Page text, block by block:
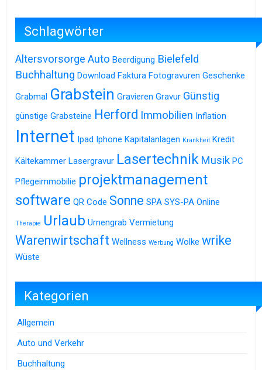
Schlagwörter
Altersvorsorge Auto Beerdigung Bielefeld
Buchhaltung Download Faktura Fotogravuren Geschenke
Grabmal Grabstein Gravieren Gravur Günstig
günstige Grabsteine Herford Immobilien Inflation
Internet Ipad Iphone Kapitalanlagen Krankheit Kredit
Kältekammer Lasergravur Lasertechnik Musik PC
Pflegeimmobilie projektmanagement
software QR Code Sonne SPA SYS-PA Online
Therapie Urlaub Urnengrab Vermietung
Warenwirtschaft Wellness Werbung Wolke wrike
Wüste
Kategorien
Allgemein
Auto und Verkehr
Buchhaltung